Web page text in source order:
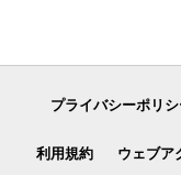
プライバシーポリ
利用規約 ウェブア